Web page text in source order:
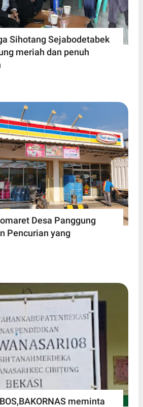
Sihotang Sejabodetabek
meriah dan penuh
Desa Panggung
Pencurian yang
meminta